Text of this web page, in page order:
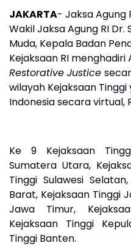
JAKARTA- Jaksa Agung
Wakil Jaksa Agung RI
Muda, Kepala Badan
Kejaksaan RI menghadiri
Restorative Justice
wilayah Kejaksaan
Indonesia secara virtual,
Ke 9 Kejaksaan
Sumatera Utara,
Tinggi Sulawesi
Barat, Kejaksaan Tinggi
Jawa Timur,
Kejaksaan Tinggi
Tinggi Banten.